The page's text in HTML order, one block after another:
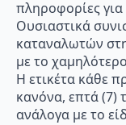
πληροφορίες
Ουσιαστικά
καταναλωτών
με το
Η ετικέτα κάθε
κανόνα, επτά (7)
ανάλογα με το